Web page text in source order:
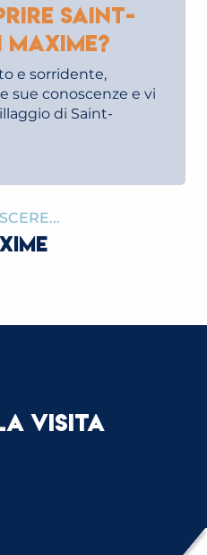
Saint-
e sorridente,
sue conoscenze e vi
di Saint-
VISITA